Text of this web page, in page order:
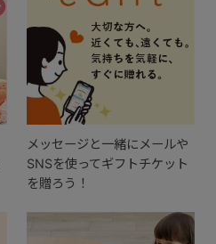
メッセージと一緒にメールや
SNSを使ってギフトチケット
を贈ろう！